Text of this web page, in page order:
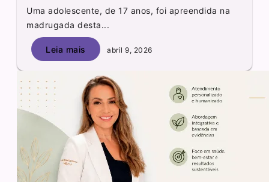
Uma adolescente, de 17 anos, foi apreendida na
madrugada desta...
Leia mais abril 9, 2026